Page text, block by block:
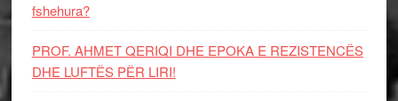
fshehura?
PROF. AHMET QERIQI DHE EPOKA E REZISTENCЁS
DHE LUFTЁS PЁR LIRI!